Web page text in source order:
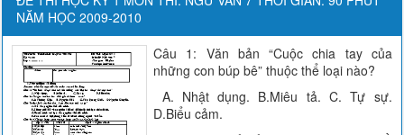
NĂM HỌC 2009-2010
Câu 1: Văn bản “Cuộc chia tay của
những con búp bê” thuộc thể loại nào?
A. Nhật dụng. B.Miêu tả. C. Tự sự.
D.Biểu cảm.